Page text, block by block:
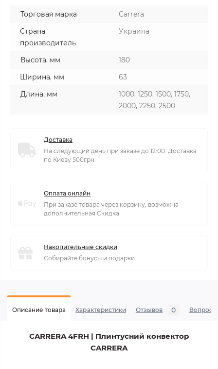
Торговая марка
Carrera
Страна
производитель
Украина
Высота, мм
180
Ширина, мм
63
Длина, мм
1000, 1250, 1500, 1750,
2000, 2250, 2500
Доставка
На следующий день при заказе до 12:00. Доставка
по Киеву 500грн.
Оплата онлайн
При заказе товара через корзину, возможна
дополнительная Скидка!
Накопительные скидки
Собирайте бонусы и подарки
Описание товара Характеристики Отзывов 0 Вопросы
CARRERA 4FRH | Плинтусний конвектор
CARRERA